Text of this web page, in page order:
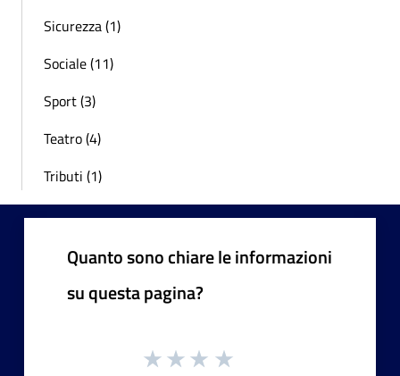
Sicurezza (1)
Sociale (11)
Sport (3)
Teatro (4)
Tributi (1)
Quanto sono chiare le informazioni
su questa pagina?